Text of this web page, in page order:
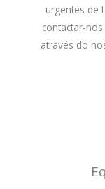
urgentes de
contactar-
através do